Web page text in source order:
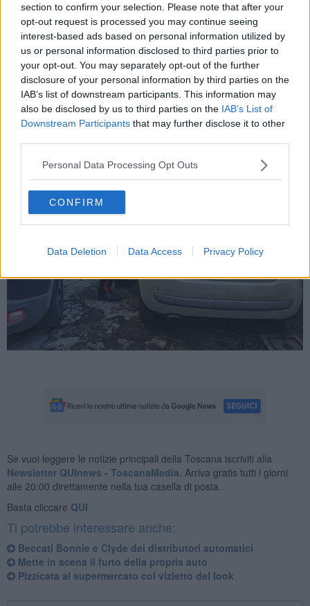
section to confirm your selection. Please note that after your
opt-out request is processed you may continue seeing
interest-based ads based on personal information utilized by
us or personal information disclosed to third parties prior to
your opt-out. You may separately opt-out of the further
disclosure of your personal information by third parties on the
IAB’s list of downstream participants. This information may
also be disclosed by us to third parties on the IAB’s List of
Downstream Participants that may further disclose it to other
Personal Data Processing Opt Outs
CONFIRM
Data Deletion Data Access Privacy Policy
Entrambi ben equipaggiati di tutti gliarnesi atti allo scasso, con
cacciaviti, grimaldelli, coltelli e una mazza, sono statiarrestatidopo
essere entrati all’interno del luogo di culto. I due, 44 anni l’uomo e
27 la donna, entrambi con precedenti di polizia alle spalle e
residenti nel perugino, dovranno rispondere dei reati difurto
aggravato in concorso, continuato.
Se vuoi leggere le notizie principali della Toscana iscriviti alla
Newsletter QUInews - ToscanaMedia. Arriva gratis tutti i giorni
alle 20:00 direttamente nella tua casella di posta.
Basta cliccare QUI
Ti potrebbe interessare anche:
Beccati Bonnie e Clyde dei distributori automatici
Mette in scena il furto della propria auto
​Pizzicata al supermercato col vizietto del look